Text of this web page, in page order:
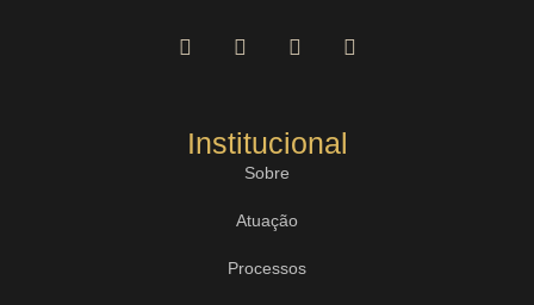
Institucional
Sobre
Atuação
Processos